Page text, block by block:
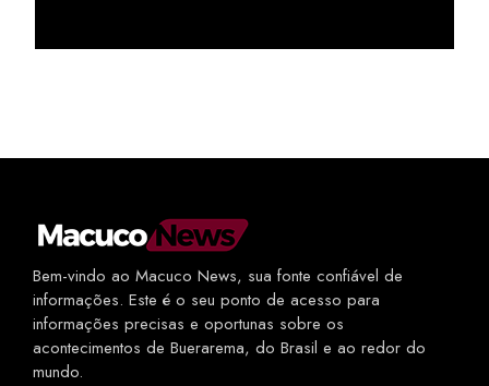
Bem-vindo ao Macuco News, sua fonte confiável de
informações. Este é o seu ponto de acesso para
informações precisas e oportunas sobre os
acontecimentos de Buerarema, do Brasil e ao redor do
mundo.